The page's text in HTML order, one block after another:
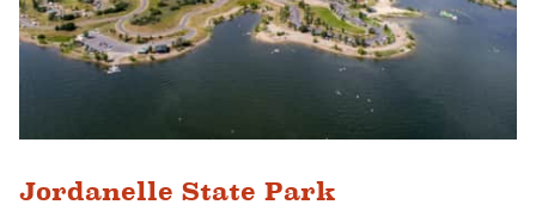
Jordanelle State Park